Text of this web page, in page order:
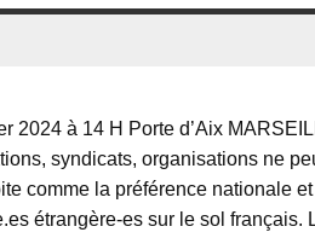
2024 à 14 H Porte d’Aix
syndicats, organisations ne
comme la préférence nationale
étrangère-es sur le sol